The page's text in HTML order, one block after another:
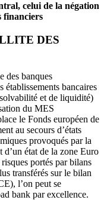
celui de la négation
financiers
DES
des banques
établissements bancaires
et de liquidité)
du MES
le Fonds européen de
au secours d’états
provoqués par la
d’un état de la zone Euro
portés par bilans
transférés sur le bilan
l’on peut se
bank par excellence.